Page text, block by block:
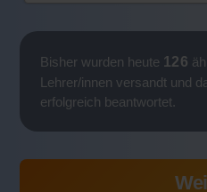
Bisher wurden heute 126
Lehrer/innen versandt und
erfolgreich beantwortet.